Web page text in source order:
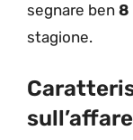
segnare ben 8
stagione.
sull’affare